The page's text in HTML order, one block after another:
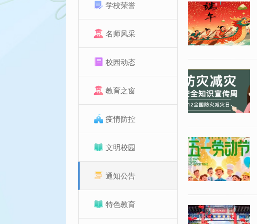
学校荣誉
名师风采
校园动态
教育之窗
疫情防控
文明校园
通知公告
特色教育